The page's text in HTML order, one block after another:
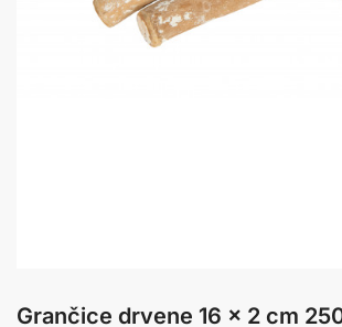
Grančice drvene 16 x 2 cm